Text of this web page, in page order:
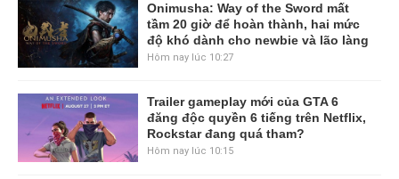
Onimusha: Way of the Sword mất
tầm 20 giờ để hoàn thành, hai mức
độ khó dành cho newbie và lão làng
Hôm nay lúc 10:27
Trailer gameplay mới của GTA 6
đăng độc quyền 6 tiếng trên Netflix,
Rockstar đang quá tham?
Hôm nay lúc 10:15